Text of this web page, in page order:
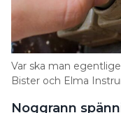
ofta till
Djerf, teknisk
Göteborg.
Han tycker att
förvirrande. Avser
diazed-säkringen
Var ska man
Bister och Elma
Noggrann